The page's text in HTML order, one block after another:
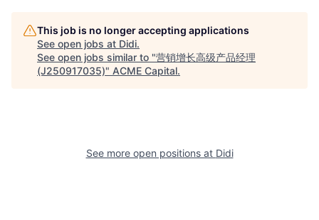
This job is no longer accepting applications
See open jobs at Didi.
See open jobs similar to "营销增长高级产品经理
(J250917035)" ACME Capital.
See more open positions at Didi